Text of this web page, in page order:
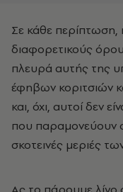
Σε κάθε περίπτωση,
διαφορετικούς
πλευρά αυτής της
έφηβων κοριτσιών
και, όχι, αυτοί δεν
που παραμονεύουν
σκοτεινές μεριές